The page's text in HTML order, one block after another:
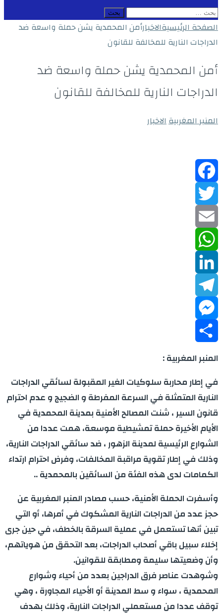
البحث
عن:
الصفحة الرئيسيةالاخبارأمن المحمدية يشن حملة واسعة ضد
الدراجات النارية للمخالفة للقانون
أمن المحمدية يشن حملة واسعة ضد
الدراجات النارية للمخالفة للقانون
المنبر المغربيةالاخبار
Facebook
Twitter
Email
WhatsApp
LinkedIn
Telegram
Messenger
Share
المنبر المغربية :
في إطار محاربة سلوكيات الغير المقبولة لسائقي الدراجات
النارية المتمثلة في السرعة المفرطة و الضجيج و عدم احترام
قانون السير ، شنت المصالح الأمنية بمدينة المحمدية في
الأيام الأخيرة حملة تمشيطية موسعة، همت عددا من
الشوارع الرئيسية لمدينة الزهور ، ضد سائقي الدراجات النارية،
وذلك في إطار تقوية مراقبة المخالفات، وفرض احترام ارتداء
الكمامات لدى هذه الفئة من السائقين بالمحمدية ..
وأسفرت الحملة الأمنية، حسب مصادر المنبر المغربية عن
حجز عدد من الدراجات النارية المشكوك في أمرها، أو التي
تبين أنها تستعمل في عملية السرقة بالخطف، في حين جرى
إخلاء سبيل باقي أصحاب الدراجات، بعد التحقق من هوياتهم،
وأن وضعيتها سليمة ومطابقة للقوانين.
وشوهدت عناصر فرق الدراجين بعدد من أحياء وشوارع
المحمدية ، سواء و سط المدينة أو الأحياء المجاورة ، وهي
توقف عددا من مستعملي الدراجات النارية، وذلك بهدف